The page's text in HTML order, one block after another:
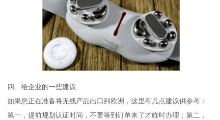
四、给企业的一些建议
如果您正在准备将无线产品出口到欧洲，这里有几点建议供参考：
第一，提前规划认证时间，不要等到订单来了才临时办理；第二，